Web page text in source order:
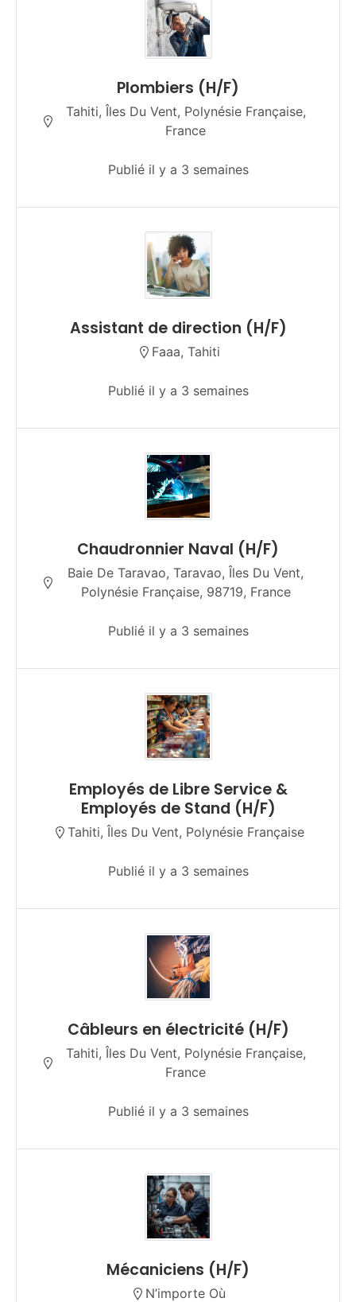
Plombiers (H/F)
Tahiti, Îles Du Vent, Polynésie Française,
France
Publié il y a 3 semaines
Assistant de direction (H/F)
Faaa, Tahiti
Publié il y a 3 semaines
Chaudronnier Naval (H/F)
Baie De Taravao, Taravao, Îles Du Vent,
Polynésie Française, 98719, France
Publié il y a 3 semaines
Employés de Libre Service &
Employés de Stand (H/F)
Tahiti, Îles Du Vent, Polynésie Française
Publié il y a 3 semaines
Câbleurs en électricité (H/F)
Tahiti, Îles Du Vent, Polynésie Française,
France
Publié il y a 3 semaines
Mécaniciens (H/F)
N’importe Où